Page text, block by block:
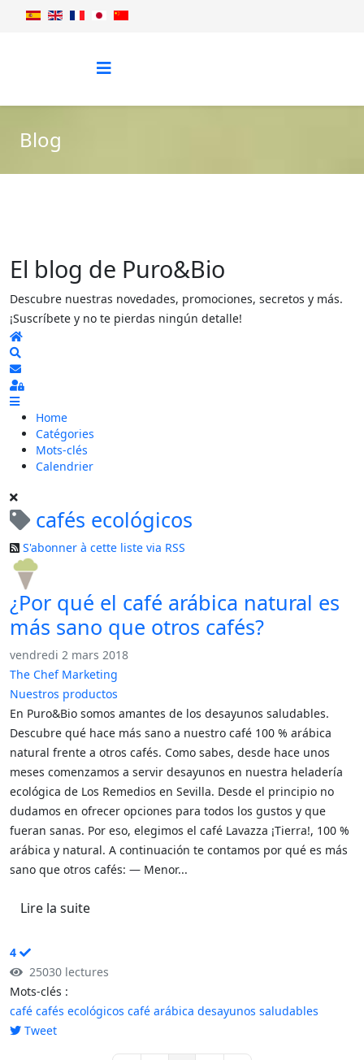
Blog
El blog de Puro&Bio
Descubre nuestras novedades, promociones, secretos y más.
¡Suscríbete y no te pierdas ningún detalle!
Home
S'abonner au blog
Sign In
Home
Catégories
Mots-clés
Calendrier
cafés ecológicos
S'abonner à cette liste via RSS
¿Por qué el café arábica natural es
más sano que otros cafés?
vendredi 2 mars 2018
The Chef Marketing
Nuestros productos
En Puro&Bio somos amantes de los desayunos saludables.
Descubre qué hace más sano a nuestro café 100 % arábica
natural frente a otros cafés. Como sabes, desde hace unos
meses comenzamos a servir desayunos en nuestra heladería
ecológica de Los Remedios en Sevilla. Desde el principio no
dudamos en ofrecer opciones para todos los gustos y que
fueran sanas. Por eso, elegimos el café Lavazza ¡Tierra!, 100 %
arábica y natural. A continuación te contamos por qué es más
sano que otros cafés: — Menor...
Lire la suite
4
25030 lectures
Mots-clés :
café cafés ecológicos café arábica desayunos saludables
Tweet